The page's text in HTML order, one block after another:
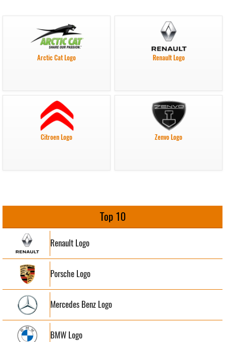
Arctic Cat Logo Renault Logo
Citroen Logo Zenvo Logo
Top 10
Renault Logo
Porsche Logo
Mercedes Benz Logo
BMW Logo